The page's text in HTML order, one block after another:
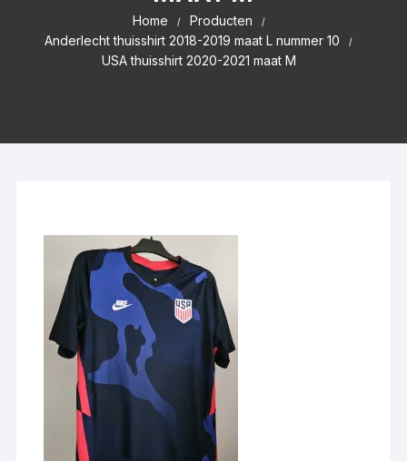
Home
Producten
Anderlecht thuisshirt 2018-2019 maat L nummer 10
USA thuisshirt 2020-2021 maat M